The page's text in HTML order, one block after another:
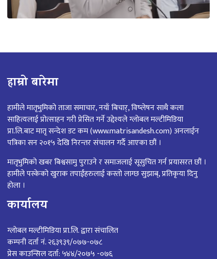
हाम्रो बारेमा
हामीले मातृभुमिको ताजा समाचार, नयाँ बिचार्, विष्लेषन साथै कला
साहित्यलाई प्रोत्साहन गरी प्रेसित गर्ने उद्देश्यले ग्लोबल मल्टीमिडिया
प्रा.लि.बाट मातृ सन्देश डट कम (www.matrisandesh.com) अनलाईन
पत्रिका सन २०१५ देखि निरन्तर संचालन गर्दै आएका छौं ।
मातृभुमिको खबर बिश्वसामु पुराउने र समाजलाई सूसुचित गर्न प्रयासरत छौं ।
हामीले पस्केको खुराक तपाईंहरुलाई कस्तो लाग्छ सुझाब्, प्रतिकृया दिनु
होला ।
कार्यालय
ग्लोबल मल्टीमिडिया प्रा.लि. द्वारा संचालित
कम्पनी दर्ता नं. २६३९३९/०७७-०७८
प्रेस काउन्सिल दर्ता: ५४४/२०७५ -०७६